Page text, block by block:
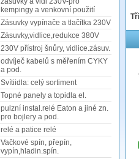
kempingy a venkovní použití
Zásuvky vypínače a tlačítka 230V
Zásuvky,vidlice,redukce 380V
230V přístroj šnůry, vidlice.zásuv.
odvíječ kabelů s měřením CYKY
a pod.
Svítiidla: celý sortiment
Topné panely a topidla el.
pulzní instal.relé Eaton a jiné zn.
pro bojlery a pod.
relé a patice relé
Vačkové spín, přepín,
vypín,hladin.spín.